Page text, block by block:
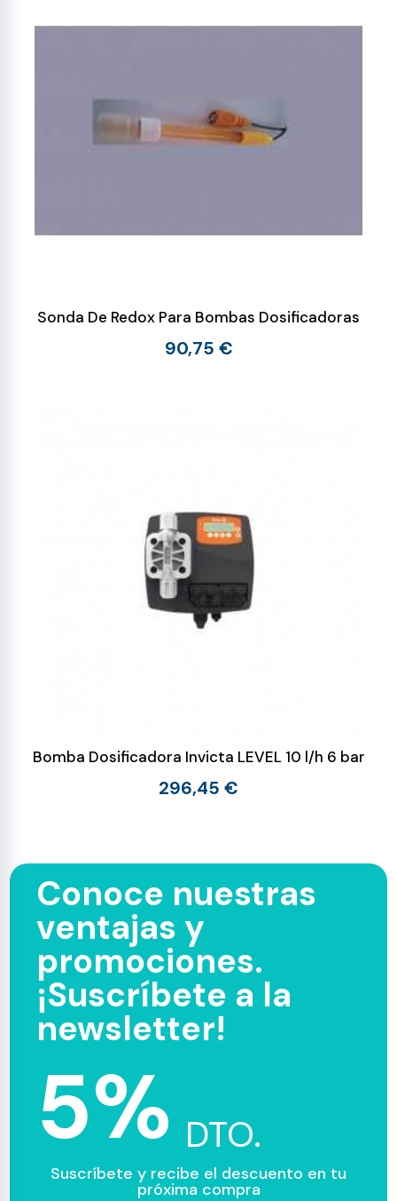
Sonda De Redox Para Bombas Dosificadoras
90,75 €
Bomba Dosificadora Invicta LEVEL 10 l/h 6 bar
296,45 €
Conoce nuestras
ventajas y
promociones.
¡Suscríbete a la
newsletter!
5% DTO.
Suscríbete y recibe el descuento en tu
próxima compra